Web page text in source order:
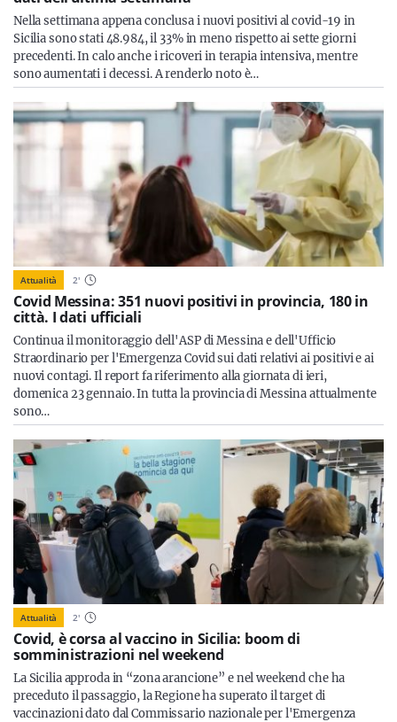
Nella settimana appena conclusa i nuovi positivi al covid-19 in
Sicilia sono stati 48.984, il 33% in meno rispetto ai sette giorni
precedenti. In calo anche i ricoveri in terapia intensiva, mentre
sono aumentati i decessi. A renderlo noto è…
Attualità 2'
Covid Messina: 351 nuovi positivi in provincia, 180 in
città. I dati ufficiali
Continua il monitoraggio dell'ASP di Messina e dell'Ufficio
Straordinario per l'Emergenza Covid sui dati relativi ai positivi e ai
nuovi contagi. Il report fa riferimento alla giornata di ieri,
domenica 23 gennaio. In tutta la provincia di Messina attualmente
sono…
Attualità 2'
Covid, è corsa al vaccino in Sicilia: boom di
somministrazioni nel weekend
La Sicilia approda in “zona arancione” e nel weekend che ha
preceduto il passaggio, la Regione ha superato il target di
vaccinazioni dato dal Commissario nazionale per l'Emergenza